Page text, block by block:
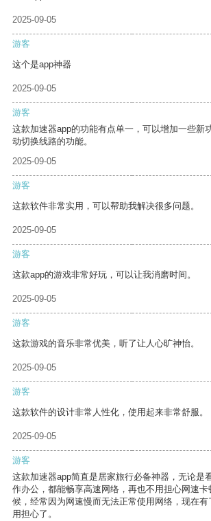
2025-09-05
游客
这个是app神器
2025-09-05
游客
这款加速器app的功能有点单一，可以增加一些新
动切换线路的功能。
2025-09-05
游客
这款软件非常实用，可以帮助我解决很多问题。
2025-09-05
游客
这款app的游戏非常好玩，可以让我消磨时间。
2025-09-05
游客
这款游戏的音乐非常优美，听了让人心旷神怡。
2025-09-05
游客
这款软件的设计非常人性化，使用起来非常舒服。
2025-09-05
游客
这款加速器app简直是居家旅行必备神器，无论是
作办公，都能畅享高速网络，再也不用担心网速
候，经常因为网速慢而无法正常使用网络，现在有
用担心了。